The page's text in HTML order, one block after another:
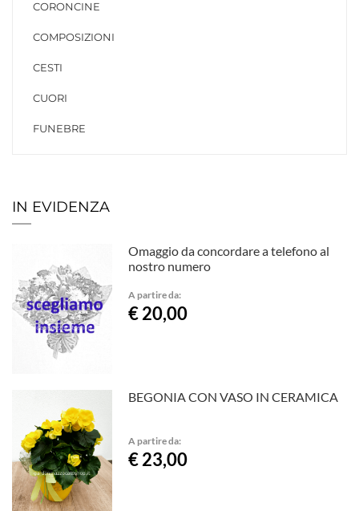
CORONCINE
COMPOSIZIONI
CESTI
CUORI
FUNEBRE
IN EVIDENZA
Omaggio da concordare a telefono al
nostro numero
A partire da:
€ 20,00
BEGONIA CON VASO IN CERAMICA
A partire da:
€ 23,00